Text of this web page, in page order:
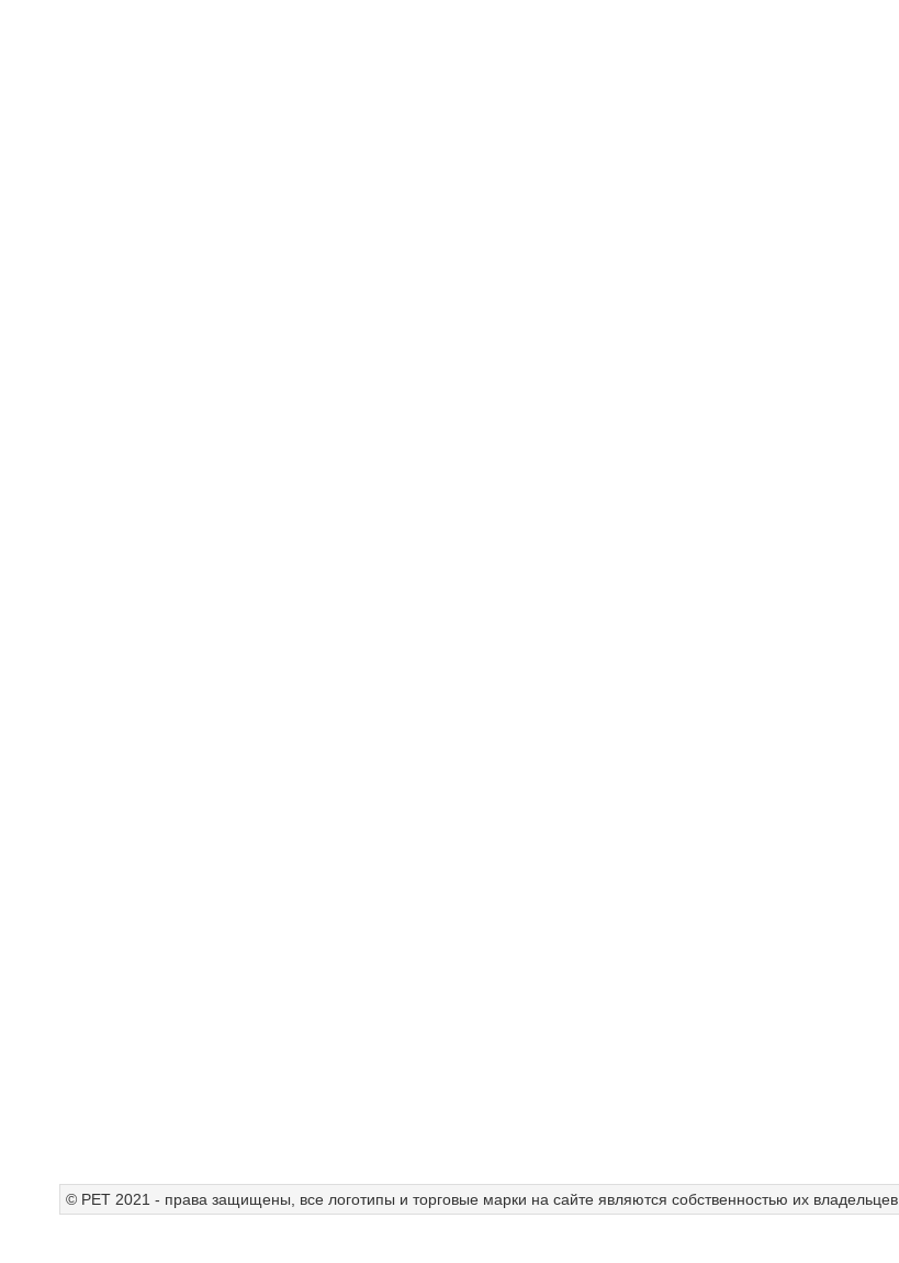
© РЕТ 2021 - права защищены, все логотипы и торговые марки на сайте являются собственностью их владельцев.